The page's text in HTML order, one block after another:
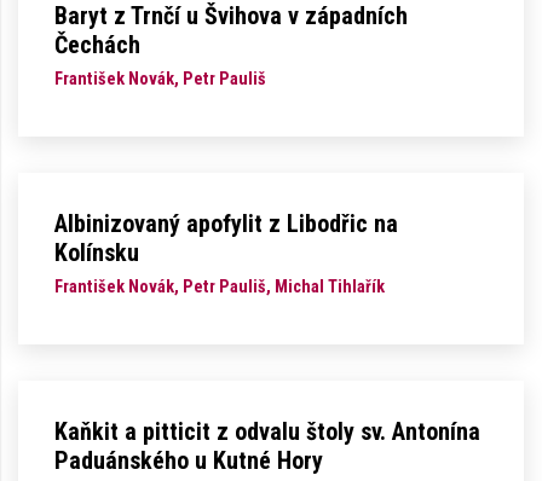
Baryt z Trnčí u Švihova v západních
Čechách
František Novák, Petr Pauliš
Albinizovaný apofylit z Libodřic na
Kolínsku
František Novák, Petr Pauliš, Michal Tihlařík
Kaňkit a pitticit z odvalu štoly sv. Antonína
Paduánského u Kutné Hory